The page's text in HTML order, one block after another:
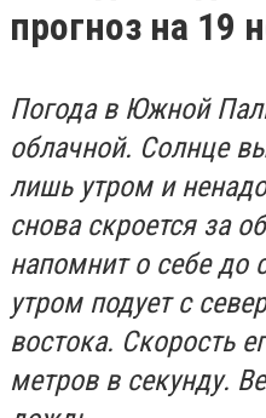
прогноз на 19
Погода в Южной
облачной. Солнце
лишь утром и
снова скроется за
напомнит о себе до
утром подует с
востока. Скорость
метров в секунду.